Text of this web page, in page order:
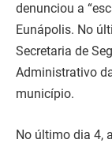
denunciou a
Eunápolis. No
Secretaria de
Administrativo
município.
No último dia 4,